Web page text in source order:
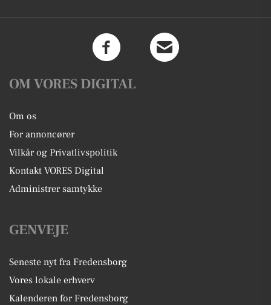
OM VORES DIGITAL
Om os
For annoncører
Vilkår og Privatlivspolitik
Kontakt VORES Digital
Administrer samtykke
GENVEJE
Seneste nyt fra Fredensborg
Vores lokale erhverv
Kalenderen for Fredensborg